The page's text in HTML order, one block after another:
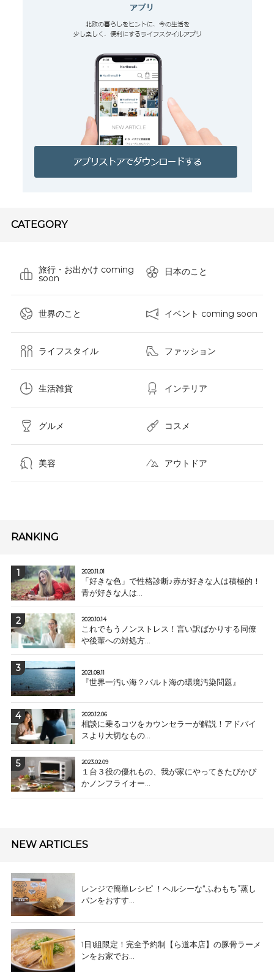
CATEGORY
旅行・お出かけ coming
soon
日本のこと
世界のこと イベント coming soon
ライフスタイル ファッション
生活雑貨 インテリア
グルメ コスメ​
美容 アウトドア
RANKING
2020.11.01
「好きな色」で性格診断♪赤が好きな人は積極的！
青が好きな人は...
2020.10.14
これでもうノンストレス！言い訳ばかりする同僚
や後輩への対処方...
2021.08.11
『世界一汚い海？バルト海の環境汚染問題』
2020.12.06
相談に乗るコツをカウンセラーが解説！アドバイ
スより大切なもの...
2023.02.09
１台３役の優れもの、我が家にやってきたぴかぴ
かノンフライオー...
NEW ARTICLES
レンジで簡単レシピ ！ヘルシーな“ふわもち”蒸し
パンをおすす...
1日1組限定！完全予約制【ら道本店】の豚骨ラーメ
ンをお家でお...